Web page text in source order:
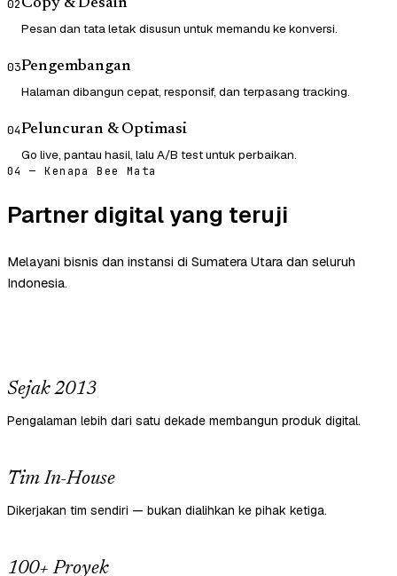
02Copy & Desain
Pesan dan tata letak disusun untuk memandu ke konversi.
03Pengembangan
Halaman dibangun cepat, responsif, dan terpasang tracking.
04Peluncuran & Optimasi
Go live, pantau hasil, lalu A/B test untuk perbaikan.
04 — Kenapa Bee Mata
Partner digital yang teruji
Melayani bisnis dan instansi di Sumatera Utara dan seluruh
Indonesia.
Sejak 2013
Pengalaman lebih dari satu dekade membangun produk digital.
Tim In-House
Dikerjakan tim sendiri — bukan dialihkan ke pihak ketiga.
100+ Proyek